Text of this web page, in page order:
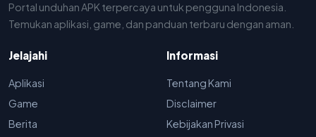
Portal unduhan APK terpercaya untuk pengguna Indonesia.
Temukan aplikasi, game, dan panduan terbaru dengan aman.
Jelajahi
Aplikasi
Game
Berita
Informasi
Tentang Kami
Disclaimer
Kebijakan Privasi